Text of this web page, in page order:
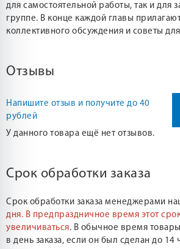
для самостоятельной работы, так и для
группе. В конце каждой главы
коллективного обсуждения и советы
Отзывы
Напишите отзыв и получите до 40
рублей
У данного товара ещё нет отзывов.
Срок обработки заказа
Срок обработки заказа менеджерами
дня. В предпраздничное время этот
увеличиваться. В обычное время
в день заказа, если он был сделан до 14